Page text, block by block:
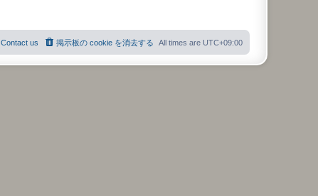
All times are UTC+09:00
掲示板の cookie を消去する
Contact us